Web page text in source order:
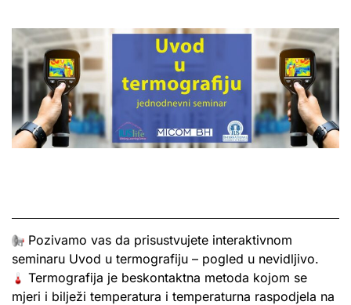
Pozivamo vas da prisustvujete interaktivnom
seminaru Uvod u termografiju – pogled u nevidljivo.
Termografija je beskontaktna metoda kojom se
mjeri i bilježi temperatura i temperaturna raspodjela na